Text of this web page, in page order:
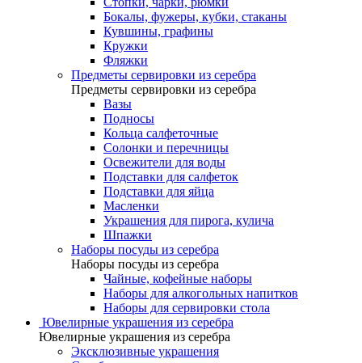
Бокалы, фужеры, кубки, стаканы
Кувшины, графины
Кружки
Фляжки
Предметы сервировки из серебра
Предметы сервировки из серебра
Вазы
Подносы
Кольца салфеточные
Солонки и перечницы
Освежители для воды
Подставки для салфеток
Подставки для яйца
Масленки
Украшения для пирога, кулича
Шпажки
Наборы посуды из серебра
Наборы посуды из серебра
Чайные, кофейные наборы
Наборы для алкогольных напитков
Наборы для сервировки стола
Ювелирные украшения из серебра
Ювелирные украшения из серебра
Эксклюзивные украшения